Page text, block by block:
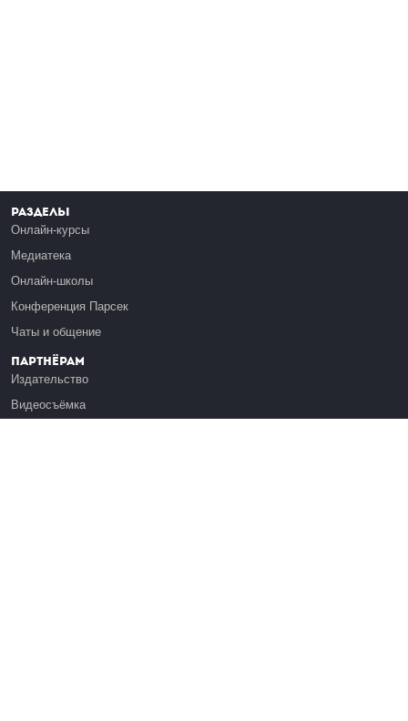
Разделы
Онлайн-курсы
Медиатека
Онлайн-школы
Конференция Парсек
Чаты и общение
Партнёрам
Издательство
Видеосъёмка